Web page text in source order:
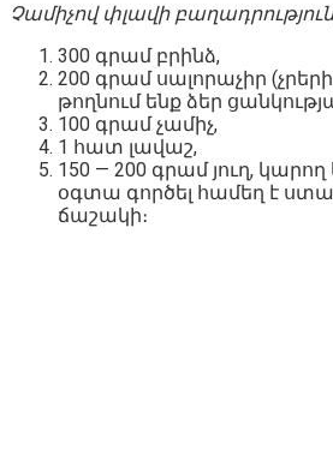
Չամիչով փլավի
300 գրամ բրինձ,
200 գրամ սալորաչիր
թողնում ենք ձեր
100 գրամ չամիչ,
1 հատ լավաշ,
150 — 200 գրամ յուղ,
օգտա գործել համեղ է
ճաշակի։